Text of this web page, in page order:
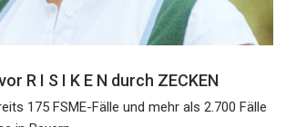
R I S I K E N durch ZECKEN
175 FSME-Fälle und mehr als 2.700 Fälle